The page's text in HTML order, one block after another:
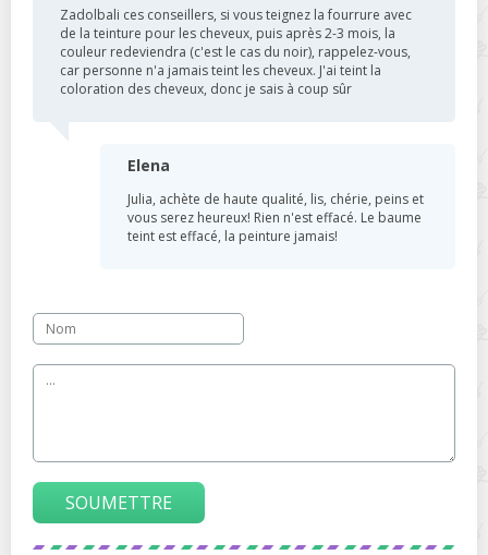
Zadolbali ces conseillers, si vous teignez la fourrure avec
de la teinture pour les cheveux, puis après 2-3 mois, la
couleur redeviendra (c'est le cas du noir), rappelez-vous,
car personne n'a jamais teint les cheveux. J'ai teint la
coloration des cheveux, donc je sais à coup sûr
Elena
Julia, achète de haute qualité, lis, chérie, peins et
vous serez heureux! Rien n'est effacé. Le baume
teint est effacé, la peinture jamais!
SOUMETTRE